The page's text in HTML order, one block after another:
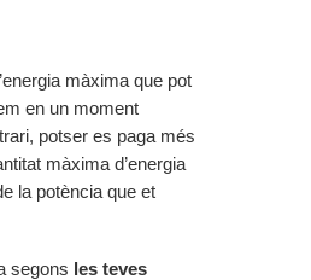
màxima que pot
en un moment
potser es paga més
màxima d’energia
la potència que et
segons les teves